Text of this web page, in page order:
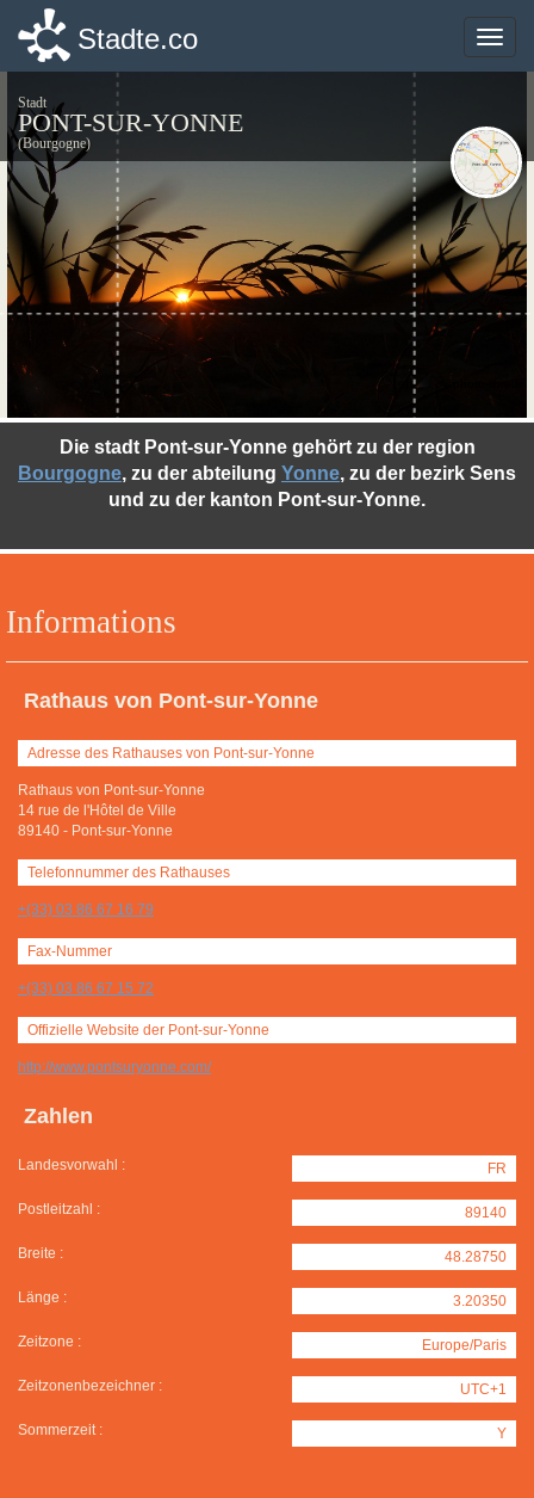
Toggle
Stadte.co
Stadt
PONT-SUR-YONNE
(Bourgogne)
Informations
Rathaus von Pont-sur-Yonne
Adresse des Rathauses von Pont-sur-Yonne
Rathaus von Pont-sur-Yonne
14 rue de l'Hôtel de Ville
89140 - Pont-sur-Yonne
Telefonnummer des Rathauses
+(33) 03 86 67 16 79
Fax-Nummer
+(33) 03 86 67 15 72
Offizielle Website der Pont-sur-Yonne
http://www.pontsuryonne.com/
Zahlen
Landesvorwahl : FR
Postleitzahl : 89140
Breite : 48.28750
Länge : 3.20350
Zeitzone : Europe/Paris
Zeitzonenbezeichner : UTC+1
Sommerzeit : Y
Die stadt Pont-sur-Yonne gehört zu der region
Bourgogne, zu der abteilung Yonne, zu der bezirk Sens
und zu der kanton Pont-sur-Yonne.
Toggle
Stadte.co